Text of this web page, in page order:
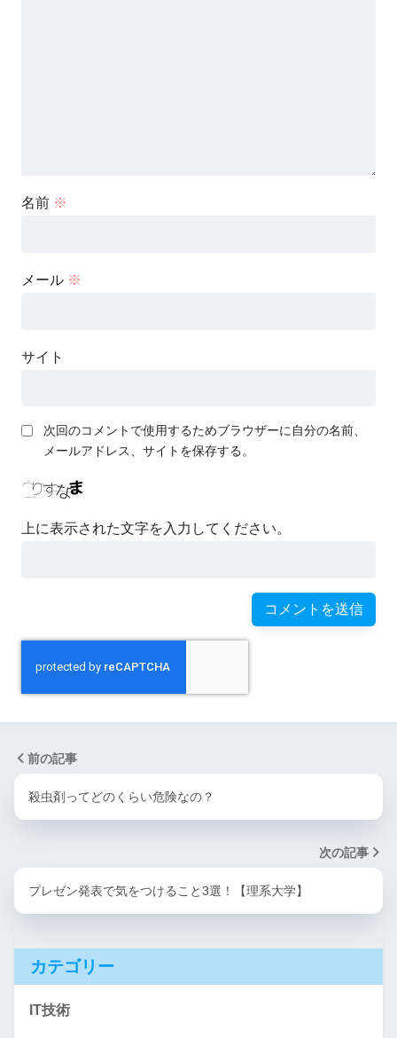
名前 ※
メール ※
サイト
次回のコメントで使用するためブラウザーに自分の名前、
メールアドレス、サイトを保存する。
上に表示された文字を入力してください。
前の記事
殺虫剤ってどのくらい危険なの？
次の記事
プレゼン発表で気をつけること3選！【理系大学】
カテゴリー
IT技術